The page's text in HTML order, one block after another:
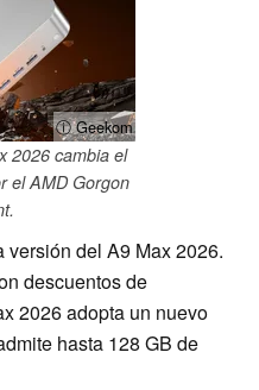
ⓘ Geekom
2026 cambia el
el AMD Gorgon
del A9 Max 2026.
descuentos de
2026 adopta un nuevo
hasta 128 GB de